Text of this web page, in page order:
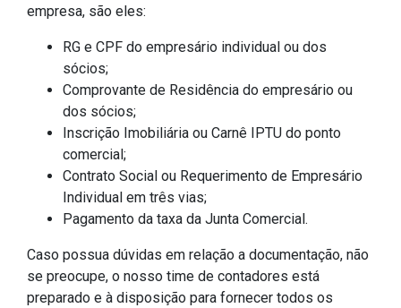
empresa, são eles:
RG e CPF do empresário individual ou dos
sócios;
Comprovante de Residência do empresário ou
dos sócios;
Inscrição Imobiliária ou Carnê IPTU do ponto
comercial;
Contrato Social ou Requerimento de Empresário
Individual em três vias;
Pagamento da taxa da Junta Comercial.
Caso possua dúvidas em relação a documentação, não
se preocupe, o nosso time de contadores está
preparado e à disposição para fornecer todos os